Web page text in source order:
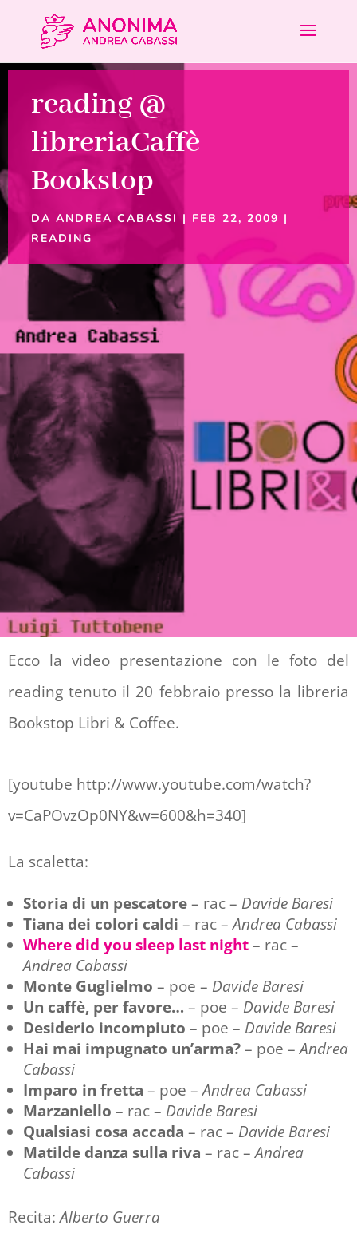
reading @
libreriaCaffè
Bookstop
DA ANDREA CABASSI | FEB 22, 2009 |
READING
Ecco la video presentazione con le foto del
reading tenuto il 20 febbraio presso la libreria
Bookstop Libri & Coffee.
[youtube http://www.youtube.com/watch?
v=CaPOvzOp0NY&w=600&h=340]
La scaletta:
Storia di un pescatore– rac – Davide Baresi
Tiana dei colori caldi – rac – Andrea Cabassi
Where did you sleep last night– rac –
Andrea Cabassi
Monte Guglielmo – poe – Davide Baresi
Un caffè, per favore… – poe – Davide Baresi
Desiderio incompiuto – poe – Davide Baresi
Hai mai impugnato un’arma?– poe – Andrea
Cabassi
Imparo in fretta – poe – Andrea Cabassi
Marzaniello – rac – Davide Baresi
Qualsiasi cosa accada – rac – Davide Baresi
Matilde danza sulla riva – rac – Andrea
Cabassi
Recita:Alberto Guerra